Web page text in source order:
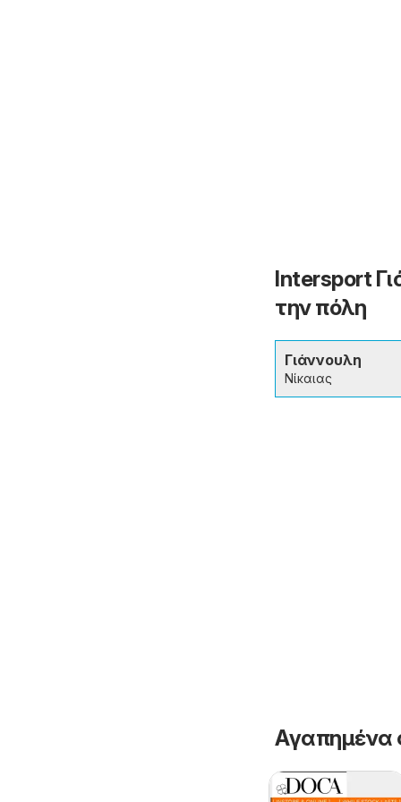
Intersport
την πόλη
Γιάννουλη
Νίκαιας
Αγαπημένα